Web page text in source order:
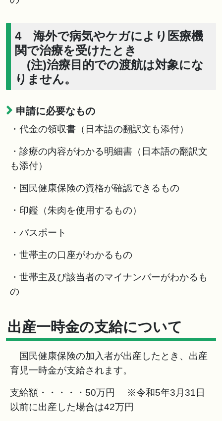
4 海外で病気やケガにより医療機
関で治療を受けたとき
(注)治療目的での渡航は対象にな
りません。
申請に必要なもの
・代金の領収書（日本語の翻訳文も添付）
・診療の内容がわかる明細書（日本語の翻訳文
も添付）
・国民健康保険の資格が確認できるもの
・印鑑（朱肉を使用するもの）
・パスポート
・世帯主の口座がわかるもの
・世帯主及び該当者のマイナンバーがわかるも
の
出産一時金の支給について
国民健康保険の加入者が出産したとき、出産
育児一時金が支給されます。
支給額・・・・・50万円 ※令和5年3月31日
以前に出産した場合は42万円